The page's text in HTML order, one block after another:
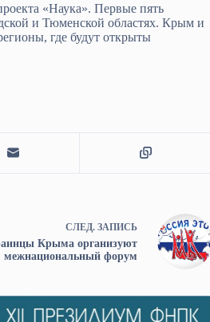
«Наука». Первые пять
и Тюменской областях. Крым и
где будут открыты
СЛЕД. ЗАПИСЬ
Крыма организуют
межнациональный форум